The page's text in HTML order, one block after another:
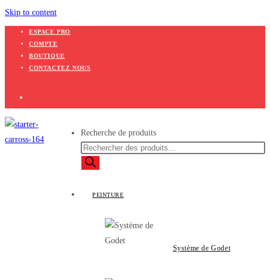
Skip to content
ESPACE PRO
COMPTE
BOUTIQUE
CONTACTEZ NOUS
Recherche de produits
PEINTURE
Système de Godet